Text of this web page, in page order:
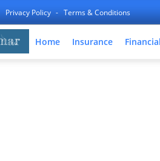
Privacy Policy Terms & Conditions
Home Insurance Financial